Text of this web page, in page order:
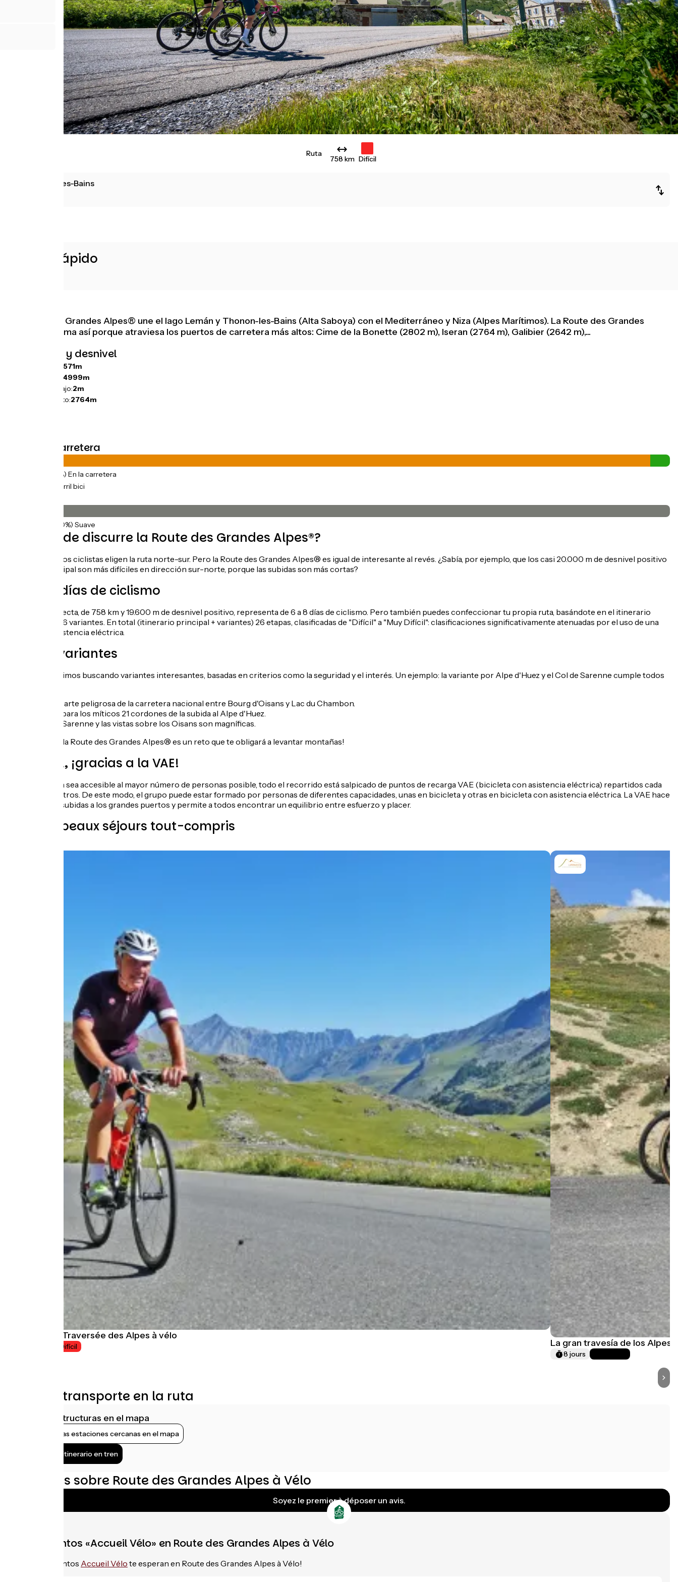
Ruta
758 km Difícil
Thonon-les-Bains
Acceso rápido
La Route des Grandes Alpes® une el lago Lemán y Thonon-les-Bains (Alta Saboya) con el Mediterráneo y Niza (Alpes Marítimos). La Route des Grandes
Alpes® se llama así porque atraviesa los puertos de carretera más altos: Cime de la Bonette (2802 m), Iseran (2764 m), Galibier (2642 m),...
Pendientes y desnivel
44571m
44999m
Punto más bajo:2m
Punto más alto:2764m
Tipos de carretera
(97%) En la carretera
(3%) Carril bici
(100%) Suave
¿Por dónde discurre la Route des Grandes Alpes®?
La mayoría de los ciclistas eligen la ruta norte-sur. Pero la Route des Grandes Alpes® es igual de interesante al revés. ¿Sabía, por ejemplo, que los casi 20.000 m de desnivel positivo
de la ruta principal son más difíciles en dirección sur-norte, porque las subidas son más cortas?
De 6 a 8 días de ciclismo
La ruta más directa, de 758 km y 19.600 m de desnivel positivo, representa de 6 a 8 días de ciclismo. Pero también puedes confeccionar tu propia ruta, basándote en el itinerario
principal y sus 6 variantes. En total (itinerario principal + variantes) 26 etapas, clasificadas de "Difícil" a "Muy Difícil": clasificaciones significativamente atenuadas por el uso de una
bicicleta de asistencia eléctrica.
Nuevas variantes
Cada año, seguimos buscando variantes interesantes, basadas en criterios como la seguridad y el interés. Un ejemplo: la variante por Alpe d'Huez y el Col de Sarenne cumple todos
Evitas la parte peligrosa de la carretera nacional entre Bourg d'Oisans y Lac du Chambon.
Tu turno para los míticos 21 cordones de la subida al Alpe d'Huez.
El Col de Sarenne y las vistas sobre los Oisans son magníficas.
Estás avisado: ¡la Route des Grandes Alpes® es un reto que te obligará a levantar montañas!
Más fácil, ¡gracias a la VAE!
Para que la ruta sea accesible al mayor número de personas posible, todo el recorrido está salpicado de puntos de recarga VAE (bicicleta con asistencia eléctrica) repartidos cada
30 o 40 kilómetros. De este modo, el grupo puede estar formado por personas de diferentes capacidades, unas en bicicleta y otras en bicicleta con asistencia eléctrica. La VAE hace
accesibles las subidas a los grandes puertos y permite a todos encontrar un equilibrio entre esfuerzo y placer.
Les plus beaux séjours tout-compris
La Grande Traversée des Alpes à vélo
Difícil La gran travesía de los Alpes
8 jours
Trenes y transporte en la ruta
Ver infraestructuras en el mapa
Mostrar las estaciones cercanas en el mapa
Llegar al itinerario en tren
Opiniones sobre Route des Grandes Alpes à Vélo
Soyez le premier à déposer un avis.
Alojamientos «Accueil Vélo» en Route des Grandes Alpes à Vélo
alojamientos Accueil Vélo te esperan en Route des Grandes Alpes à Vélo!